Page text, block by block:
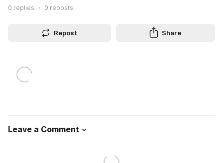
0 replies 0 reposts
Repost Share
Leave a Comment